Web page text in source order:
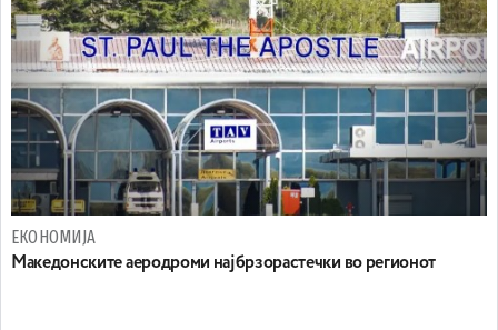
ЕКОНОМИЈА
Maкедонските аеродроми најбрзорастечки во регионот